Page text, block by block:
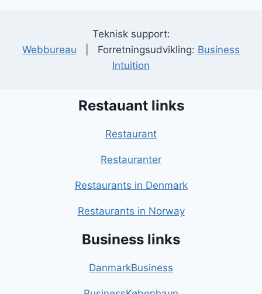
Teknisk support:
Webbureau | Forretningsudvikling: Business
Intuition
Restauant links
Restaurant
Restauranter
Restaurants in Denmark
Restaurants in Norway
Business links
DanmarkBusiness